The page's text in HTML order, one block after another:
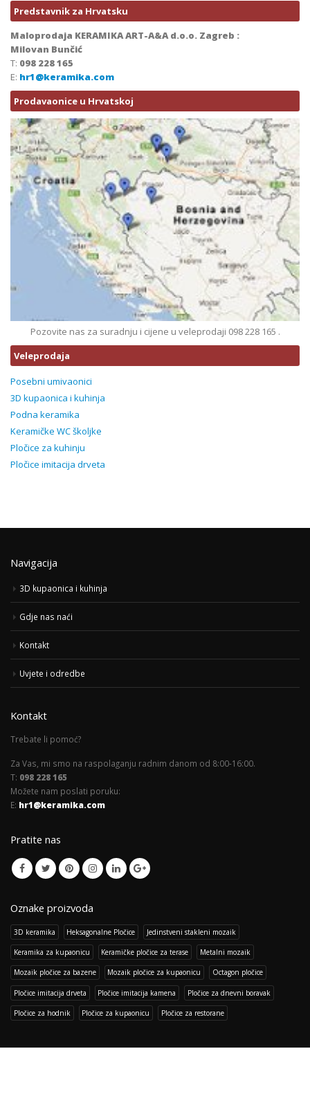
Predstavnik za Hrvatsku
Maloprodaja KERAMIKA ART-A&A d.o.o. Zagreb :
Milovan Bunčić
T: 098 228 165
E: hr1@keramika.com
Prodavaonice u Hrvatskoj
Pozovite nas za suradnju i cijene u veleprodaji 098 228 165 .
Veleprodaja
Posebni umivaonici
3D kupaonica i kuhinja
Podna keramika
Keramičke WC školjke
Pločice za kuhinju
Pločice imitacija drveta
Navigacija
3D kupaonica i kuhinja
Gdje nas naći
Kontakt
Uvjete i odredbe
Kontakt
Trebate li pomoć?
Za Vas, mi smo na raspolaganju radnim danom od 8:00-16:00.
T: 098 228 165
Možete nam poslati poruku:
E: hr1@keramika.com
Pratite nas
Oznake proizvoda
3D keramika Heksagonalne Pločice Jedinstveni stakleni mozaik
Keramika za kupaonicu Keramičke pločice za terase Metalni mozaik
Mozaik pločice za bazene Mozaik pločice za kupaonicu Octagon pločice
Pločice imitacija drveta Pločice imitacija kamena Pločice za dnevni boravak
Pločice za hodnik Pločice za kupaonicu Pločice za restorane